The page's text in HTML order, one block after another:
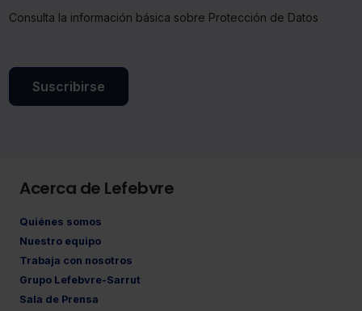
Consulta la información básica sobre Protección de Datos
Suscribirse
Acerca de Lefebvre
Quiénes somos
Nuestro equipo
Trabaja con nosotros
Grupo Lefebvre-Sarrut
Sala de Prensa